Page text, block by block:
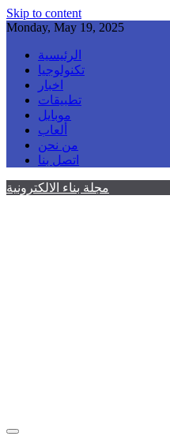
Skip to content
Monday, May 19, 2025
الرئيسية
تكنولوجيا
اخبار
تطبيقات
موبايل
ألعاب
من نحن
اتصل بنا
مجلة بناء الالكترونية